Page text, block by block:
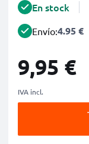
En stock
Envío:4.95 €
9,95 €
IVA incl.